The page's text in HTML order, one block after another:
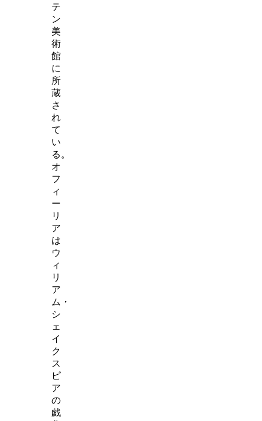
テ
ン
美
術
館
に
所
蔵
さ
れ
て
い
る。
オ
フ
ィ
ー
リ
ア
は
ウ
ィ
リ
ア
ム・
シ
ェ
イ
ク
ス
ピ
ア
の
戯